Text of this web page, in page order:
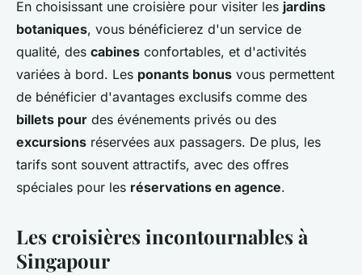
En choisissant une croisière pour visiter les jardins
botaniques, vous bénéficierez d'un service de
qualité, des cabines confortables, et d'activités
variées à bord. Les ponants bonus vous permettent
de bénéficier d'avantages exclusifs comme des
billets pour des événements privés ou des
excursions réservées aux passagers. De plus, les
tarifs sont souvent attractifs, avec des offres
spéciales pour les réservations en agence.
Les croisières incontournables à
Singapour